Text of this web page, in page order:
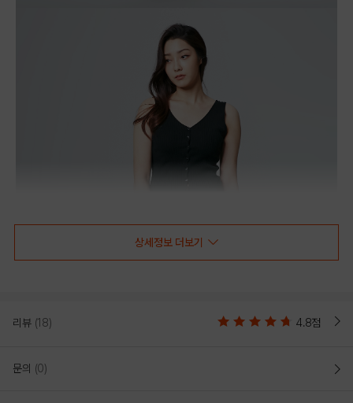
상세정보 더보기
리뷰 (18) 4.8점
문의 (0)